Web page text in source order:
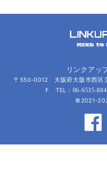
リンクアッ
〒550-0012 大阪府大阪市西区
F TEL： 06-6535-
©2021-